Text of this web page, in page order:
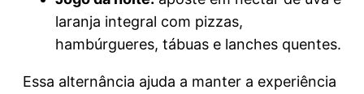
laranja integral com pizzas,
hambúrgueres, tábuas e lanches quentes.
Essa alternância ajuda a manter a experiência